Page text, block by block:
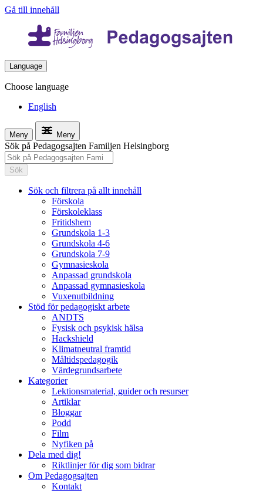
Gå till innehåll
Language
Choose language
English
Meny Meny
Sök på Pedagogsajten Familjen Helsingborg
Sök
Sök och filtrera på allt innehåll
Förskola
Förskoleklass
Fritidshem
Grundskola 1-3
Grundskola 4-6
Grundskola 7-9
Gymnasieskola
Anpassad grundskola
Anpassad gymnasieskola
Vuxenutbildning
Stöd för pedagogiskt arbete
ANDTS
Fysisk och psykisk hälsa
Hackshield
Klimatneutral framtid
Måltidspedagogik
Värdegrundsarbete
Kategorier
Lektionsmaterial, guider och resurser
Artiklar
Bloggar
Podd
Film
Nyfiken på
Dela med dig!
Riktlinjer för dig som bidrar
Om Pedagogsajten
Kontakt